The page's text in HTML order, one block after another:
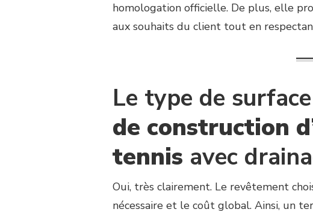
homologation officielle. De plus, elle
aux souhaits du client tout en
Le type de
de construction
tennis avec
Oui, très clairement. Le revêtement
nécessaire et le coût global. Ainsi, un